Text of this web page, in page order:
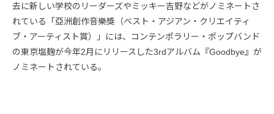
去に新しい学校のリーダーズやミッキー吉野などがノミネートさ
れている「亞洲創作音樂獎（ベスト・アジアン・クリエイティ
ブ・アーティスト賞）」には、コンテンポラリー・ポップバンド
の東京塩麹が今年2月にリリースした3rdアルバム『Goodbye』が
ノミネートされている。